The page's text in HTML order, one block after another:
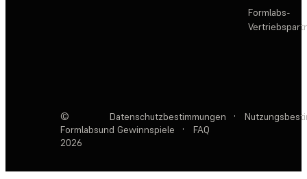
Formlabs-
©
Formlabs
2026
Datenschutzbestimmungen ·
und Gewinnspiele
· FAQ